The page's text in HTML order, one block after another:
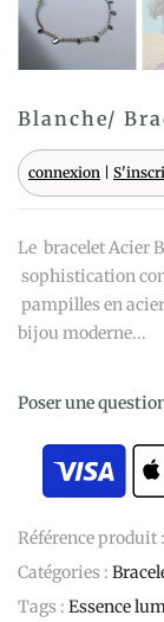
Blanche/
connexion
Le bracelet Acier
sophistication
pampilles en
bijou moderne...
Poser une
Référence produit :
Catégories :
Tags : Essence